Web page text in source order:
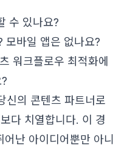
수 있나요?
모바일 앱은 없나요?
워크플로우 최적화에
신의 콘텐츠 파트너로
다 치열합니다. 이 경
난 아이디어뿐만 아니